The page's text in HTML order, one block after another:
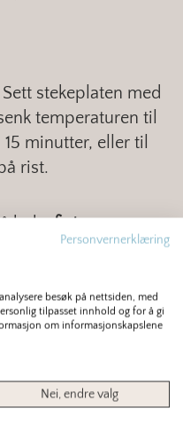
stekeplaten med
temperaturen til
minutter, eller til
rist.
bakefint
Personvernerklæring
besøk på nettsiden, med
tilpasset innhold og for å gi
om informasjonskapslene
Nei, endre valg